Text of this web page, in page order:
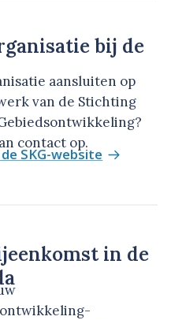
bij de
aansluiten op
van de Stichting
contact op.
SKG-website
in de